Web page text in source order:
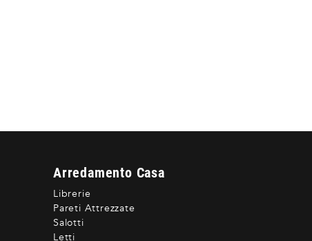
Arredamento Casa
Librerie
Pareti Attrezzate
Salotti
Letti